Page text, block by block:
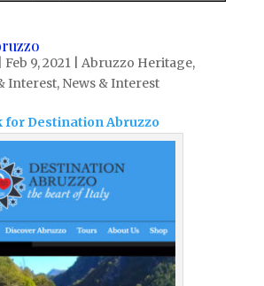
Feb 9, 2021| Abruzzo Heritage,
Interest, News & Interest
for Destination Abruzzo